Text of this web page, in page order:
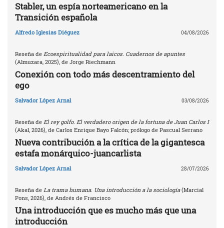
Stabler, un espía norteamericano en la
Transición española
Alfredo Iglesias Diéguez 04/08/2026
Reseña de Ecoespiritualidad para laicos. Cuadernos de apuntes
(Almuzara, 2025), de Jorge Riechmann
Conexión con todo más descentramiento del
ego
Salvador López Arnal 03/08/2026
Reseña de El rey golfo. El verdadero origen de la fortuna de Juan Carlos I
(Akal, 2026), de Carlos Enrique Bayo Falcón; prólogo de Pascual Serrano
Nueva contribución a la crítica de la gigantesca
estafa monárquico-juancarlista
Salvador López Arnal 28/07/2026
Reseña de La trama humana. Una introducción a la sociología(Marcial
Pons, 2026), de Andrés de Francisco
Una introducción que es mucho más que una
introducción